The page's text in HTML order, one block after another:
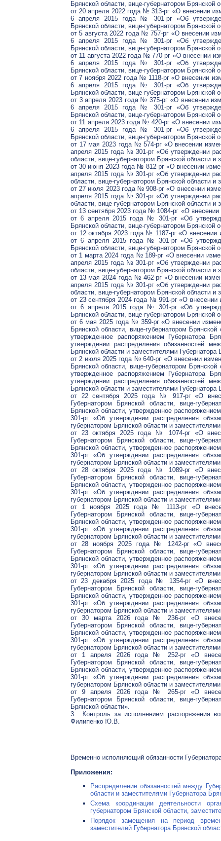
Брянской области, вице-губернатором Брянской
от 20 апреля 2022 года № 313-рг «О внесении
6 апреля 2015 года № 301-рг «Об
Брянской области, вице-губернатором Брянской
от 5 августа 2022 года № 757-рг «О внесении
6 апреля 2015 года № 301-рг «Об
Брянской области, вице-губернатором Брянской
от 11 августа 2022 года № 770-рг «О внесении
6 апреля 2015 года № 301-рг «Об
Брянской области, вице-губернатором Брянской
от 7 ноября 2022 года № 1118-рг «О внесении
6 апреля 2015 года № 301-рг «Об
Брянской области, вице-губернатором Брянской
от 3 апреля 2023 года № 375-рг «О внесении
6 апреля 2015 года № 301-рг «Об
Брянской области, вице-губернатором Брянской
от 11 апреля 2023 года № 420-рг «О внесении
6 апреля 2015 года № 301-рг «Об
Брянской области, вице-губернатором Брянской
от 17 мая 2023 года № 574-рг «О внесении
апреля 2015 года № 301-рг «Об утверждении
области, вице-губернатором Брянской области
от 30 июня 2023 года № 812-рг «О внесении
апреля 2015 года № 301-рг «Об утверждении
области, вице-губернатором Брянской области
от 27 июля 2023 года № 908-рг «О внесении
апреля 2015 года № 301-рг «Об утверждении
области, вице-губернатором Брянской области
от 13 сентября 2023 года № 1084-рг «О
от 6 апреля 2015 года № 301-рг «Об
Брянской области, вице-губернатором Брянской
от 12 октября 2023 года № 1187-рг «О внесении
от 6 апреля 2015 года № 301-рг «Об
Брянской области, вице-губернатором Брянской
от 1 марта 2024 года № 189-рг «О внесении
апреля 2015 года № 301-рг «Об утверждении
области, вице-губернатором Брянской области
от 13 мая 2024 года № 462-рг «О внесении
апреля 2015 года № 301-рг «Об утверждении
области, вице-губернатором Брянской области
от 23 сентября 2024 года № 991-рг «О внесении
от 6 апреля 2015 года № 301-рг «Об
Брянской области, вице-губернатором Брянской
от 6 мая 2025 года № 359-рг «О внесении
Брянской области, вице-губернатором
утвержденное распоряжением Губернатора
утверждении распределения обязанностей
Брянской области и заместителями Губернатора
от 2 июля 2025 года № 640-рг «О внесении
Брянской области, вице-губернатором
утвержденное распоряжением Губернатора
утверждении распределения обязанностей
Брянской области и заместителями Губернатора
от 22 сентября 2025 года № 917-рг «О
Губернатором Брянской области, вице-
Брянской области, утвержденное
301-рг «Об утверждении распределения
губернатором Брянской области и
от 23 октября 2025 года № 1074-рг «О
Губернатором Брянской области, вице-
Брянской области, утвержденное
301-рг «Об утверждении распределения
губернатором Брянской области и
от 28 октября 2025 года № 1089-рг «О
Губернатором Брянской области, вице-
Брянской области, утвержденное
301-рг «Об утверждении распределения
губернатором Брянской области и
от 1 ноября 2025 года № 1113-рг «О
Губернатором Брянской области, вице-
Брянской области, утвержденное
301-рг «Об утверждении распределения
губернатором Брянской области и
от 28 ноября 2025 года № 1242-рг «О
Губернатором Брянской области, вице-
Брянской области, утвержденное
301-рг «Об утверждении распределения
губернатором Брянской области и
от 23 декабря 2025 года № 1354-рг «О
Губернатором Брянской области, вице-
Брянской области, утвержденное
301-рг «Об утверждении распределения
губернатором Брянской области и
от 30 марта 2026 года № 236-рг «О
Губернатором Брянской области, вице-
Брянской области, утвержденное
301-рг «Об утверждении распределения
губернатором Брянской области и
от 1 апреля 2026 года № 252-рг «О
Губернатором Брянской области, вице-
Брянской области, утвержденное
301-рг «Об утверждении распределения
губернатором Брянской области и
от 9 апреля 2026 года № 265-рг «О
Губернатором Брянской области, вице-
Брянской области».
3. Контроль за исполнением распоряжения
Филипенко Ю.В.
Временно исполняющий обязанности
Приложения:
Распределение обязанностей между
области и заместителями Губернатора
Схема координации деятельности
губернатором Брянской области,
Порядок замещения на период
заместителей Губернатора Брянской